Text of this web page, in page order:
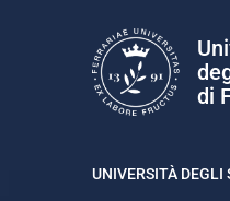
di
UNIVERSITÀ DEGLI